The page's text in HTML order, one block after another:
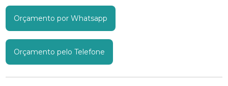
Orçamento por Whatsapp
Orçamento pelo Telefone